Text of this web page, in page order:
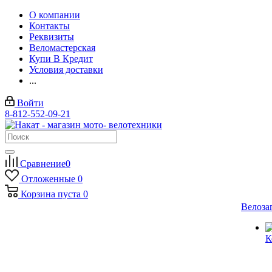
О компании
Контакты
Реквизиты
Веломастерская
Купи В Кредит
Условия доставки
...
Войти
8-812-552-09-21
Сравнение0
Отложенные 0
Корзина пуста 0